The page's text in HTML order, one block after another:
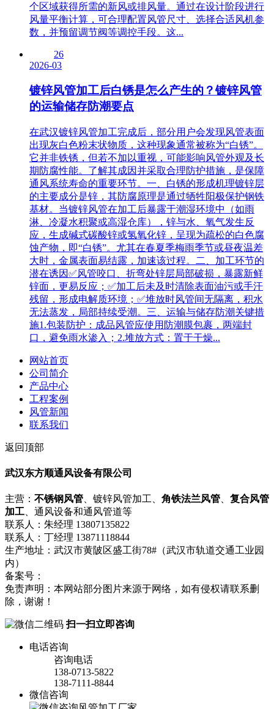
个区域获得所需的新风或排风量。通过在设计阶段进行
风量平衡计算，可合理配置风管尺寸、选择合适风机参
数，并预留调节阀等调控手段。这...
26
2026-03
镀锌风管加工后白锈是怎么产生的？镀锌风管
的运输储存防潮要点
在武汉镀锌风管加工完成后，部分用户会发现风管表面
出现灰白色粉末状物质，这种现象通常被称为“白锈”。
它并非铁锈，但若不加以重视，可能影响风管外观及长
期防腐性能。了解其成因并采取合理防护措施，是保障
通风系统寿命的重要环节。一、白锈的形成机理镀锌层
的主要成分是锌，其防腐原理是通过牺牲阳极保护钢铁
基材。当镀锌风管在加工后暴露于潮湿环境中（如雨
淋、冷凝水积聚或高湿仓库），锌与水、氧气发生反
应，生成碱式碳酸锌或氢氧化锌，呈现为疏松的白色腐
蚀产物，即“白锈”。尤其在春夏季梅雨季节或昼夜温差
大时，金属表面易结露，加速该过程。二、加工环节的
潜在诱因✅风管咬口、折弯处锌层局部破损，暴露新鲜
锌面，更易反应；✅加工后未及时清除表面油污或手汗
残留，形成电解质环境；✅堆放时风管间无隔离，积水
无法蒸发，局部持续受潮。三、运输与储存防潮关键措
施1.包装防护：成品风管应使用防潮膜包裹，两端封
口，避免雨水渗入；2.堆放方式：置于干燥...
网站首页
公司简介
产品中心
工程案例
风管新闻
联系我们
返回顶部
武汉东方顺通风设备有限公司
主营： 不锈钢风管、镀锌风管加工、 角铁法兰风管、 复合风管
加工、通风设备和通风管道等
联系人：朱经理 13807135822
联系人：丁经理 13871118844
生产地址：武汉市黄陂区盛工街78#（武汉市轨道交通工业园
内）
备案号：
免责声明：本网站部分图片来源于网络，如有侵权请联系删
除，谢谢！
扫一扫立即咨询
电话咨询
咨询电话
138-0713-5822
138-7111-8844
微信咨询